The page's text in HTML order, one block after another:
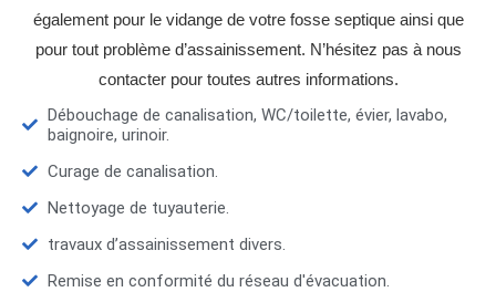
également pour le vidange de votre fosse septique ainsi que
pour tout problème d’assainissement. N’hésitez pas à nous
contacter pour toutes autres informations.
Débouchage de canalisation, WC/toilette, évier, lavabo,
baignoire, urinoir.
Curage de canalisation.
Nettoyage de tuyauterie.
travaux d’assainissement divers.
Remise en conformité du réseau d'évacuation.